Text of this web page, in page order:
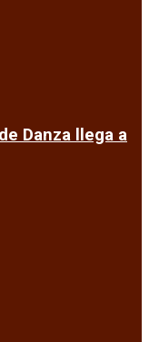
Danza llega a